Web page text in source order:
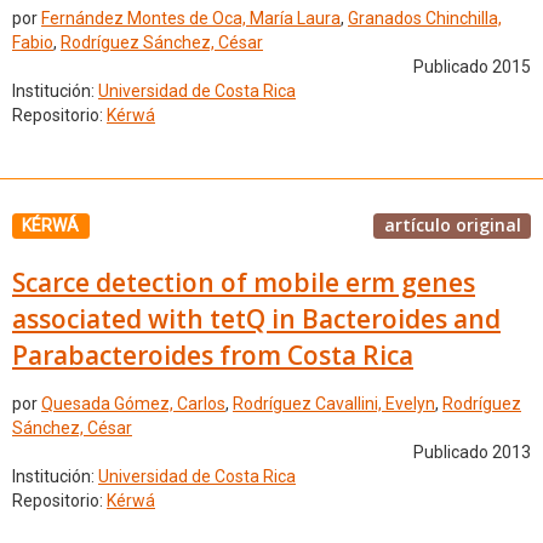
por Fernández Montes de Oca, María Laura, Granados Chinchilla,
Fabio, Rodríguez Sánchez, César
Publicado 2015
Institución: Universidad de Costa Rica
Repositorio: Kérwá
KÉRWÁ artículo original
Scarce detection of mobile erm genes
associated with tetQ in Bacteroides and
Parabacteroides from Costa Rica
porQuesada Gómez, Carlos, Rodríguez Cavallini, Evelyn, Rodríguez
Sánchez, César
Publicado 2013
Institución: Universidad de Costa Rica
Repositorio: Kérwá